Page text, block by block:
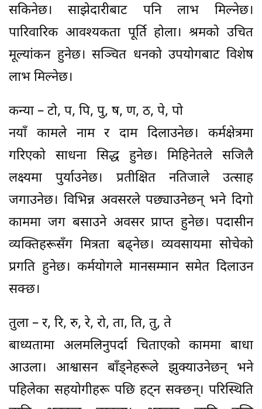
सकिनेछ। साझेदारीबाट पनि लाभ मिल्नेछ।
पारिवारिक आवश्यकता पूर्ति होला। श्रमको उचित
मूल्यांकन हुनेछ। सञ्चित धनको उपयोगबाट विशेष
लाभ मिल्नेछ।
कन्या – टो, प, पि, पु, ष, ण, ठ, पे, पो
नयाँ कामले नाम र दाम दिलाउनेछ। कर्मक्षेत्रमा
गरिएको साधना सिद्ध हुनेछ। मिहिनेतले सजिलै
लक्ष्यमा पुर्याउनेछ। प्रतीक्षित नतिजाले उत्साह
जगाउनेछ। विभिन्न अवसरले पछ्याउनेछन् भने दिगो
काममा जग बसाउने अवसर प्राप्त हुनेछ। पदासीन
व्यक्तिहरूसँग मित्रता बढ्नेछ। व्यवसायमा सोचेको
प्रगति हुनेछ। कर्मयोगले मानसम्मान समेत दिलाउन
सक्छ।
तुला – र, रि, रु, रे, रो, ता, ति, तु, ते
बाध्यतामा अलमलिनुपर्दा चिताएको काममा बाधा
आउला। आश्वासन बाँड्नेहरूले झुक्याउनेछन् भने
पहिलेका सहयोगीहरू पछि हट्न सक्छन्। परिस्थिति